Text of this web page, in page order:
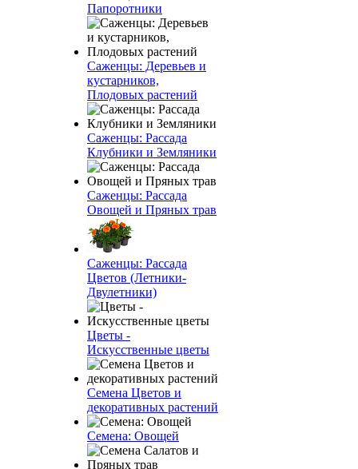
Папоротники
Саженцы: Деревьев и
кустарников,
Плодовых растений
Саженцы: Рассада
Клубники и Земляники
Саженцы: Рассада
Овощей и Пряных трав
Саженцы: Рассада
Цветов (Летники-
Двулетники)
Цветы -
Искусственные цветы
Семена Цветов и
декоративных растений
Семена: Овощей